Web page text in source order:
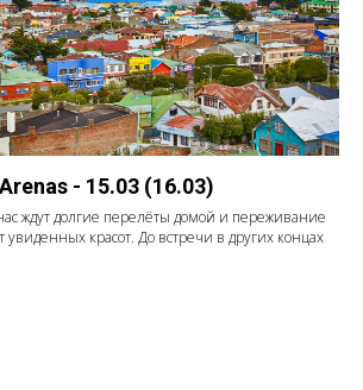
- 15.03 (16.03)
ждут долгие перелёты домой и переживание
увиденных красот. До встречи в других концах